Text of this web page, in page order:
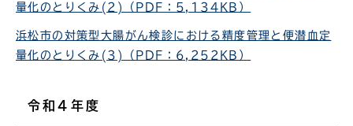
量化のとりくみ(2)（PDF：5,134KB）
浜松市の対策型大腸がん検診における精度管理と便潜血定
量化のとりくみ(3)（PDF：6,252KB）
令和4年度